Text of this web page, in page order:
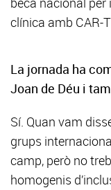
clínica amb CAR-
La jornada ha
Joan de Déu i
Sí. Quan vam
grups
camp, però no
homogenis